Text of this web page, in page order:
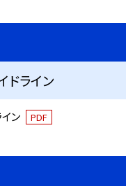
ライン
ン PDF